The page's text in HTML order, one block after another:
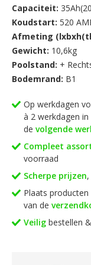
Capaciteit:
Koudstart: 520
Afmeting
Gewicht: 10,6kg
Poolstand: +
Bodemrand: B1
Op werkdagen
à 2 werkdagen
de volgende
Compleet
voorraad
Scherpe prijzen
Plaats producten
van de
Veilig bestellen